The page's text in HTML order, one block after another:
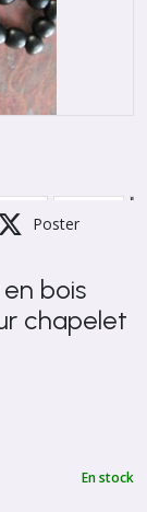
Poster
bois
chapelet
En stock